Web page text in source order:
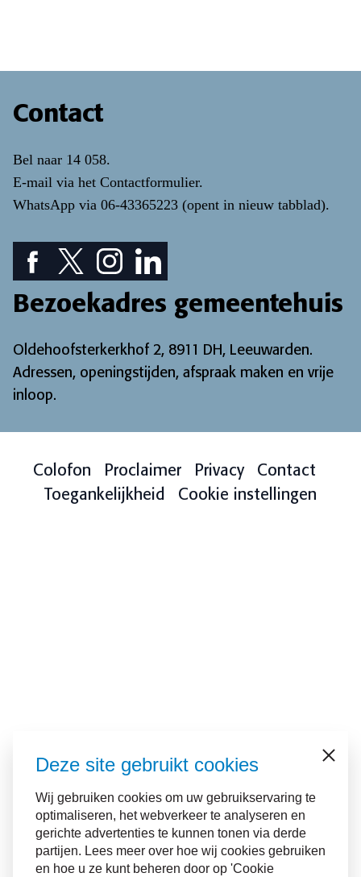
Contact
Bel naar 14 058.
E-mail via het Contactformulier.
WhatsApp via 06-43365223 (opent in nieuw tabblad).
Facebook pictogram: bekijk onze Facebook pagina
Twitter pictogram: bekijk onze Twitter pagina
Instagram pictogram: bekijk onze
LinkedIn pictogram: bekijk onze
Bezoekadres gemeentehuis
Oldehoofsterkerkhof 2, 8911 DH, Leeuwarden.
Adressen, openingstijden, afspraak maken en vrije
inloop.
Colofon Proclaimer Privacy
Contact
Toegankelijkheid
Cookie instellingen
Deze site gebruikt cookies
Wij gebruiken cookies om uw gebruikservaring te
optimaliseren, het webverkeer te analyseren en
gerichte advertenties te kunnen tonen via derde
partijen. Lees meer over hoe wij cookies gebruiken
en hoe u ze kunt beheren door op 'Cookie
Sluiten